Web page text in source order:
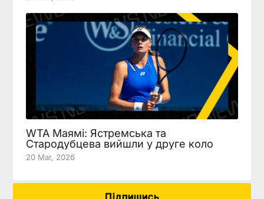
WTA Маямі: Ястремська та
Стародубцева вийшли у друге коло
20 Mar, 2026